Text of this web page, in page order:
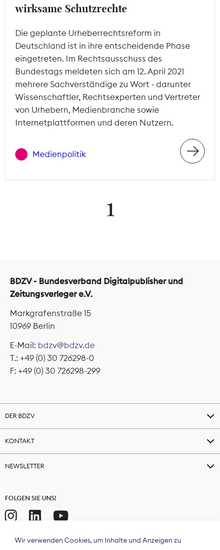
wirksame Schutzrechte
Die geplante Urheberrechtsreform in
Deutschland ist in ihre entscheidende Phase
eingetreten. Im Rechtsausschuss des
Bundestags meldeten sich am 12. April 2021
mehrere Sachverständige zu Wort - darunter
Wissenschaftler, Rechtsexperten und Vertreter
von Urhebern, Medienbranche sowie
Internetplattformen und deren Nutzern.
Medienpolitik
1
BDZV - Bundesverband Digitalpublisher und
Zeitungsverleger e.V.
Markgrafenstraße 15
10969 Berlin
E-Mail: bdzv@bdzv.de
T.: +49 (0) 30 726298-0
F: +49 (0) 30 726298-299
DER BDZV
KONTAKT
NEWSLETTER
FOLGEN SIE UNS!
Wir verwenden Cookies, um Inhalte und Anzeigen zu